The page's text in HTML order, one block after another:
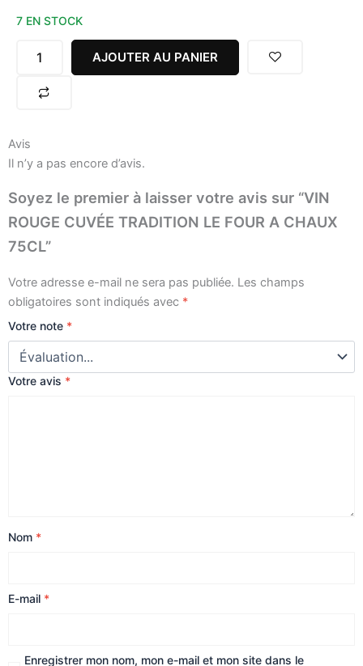
7 EN STOCK
VIN
CUVÉE
TRADITION
FOUR
75CL
AJOUTER AU PANIER
Avis
Il n’y a pas encore d’avis.
Soyez le premier à laisser votre avis sur “VIN
ROUGE CUVÉE TRADITION LE FOUR A CHAUX
75CL”
Votre adresse e-mail ne sera pas publiée. Les champs
obligatoires sont indiqués avec *
Votre note *
Votre avis *
Nom *
E-mail *
Enregistrer mon nom, mon e-mail et mon site dans le